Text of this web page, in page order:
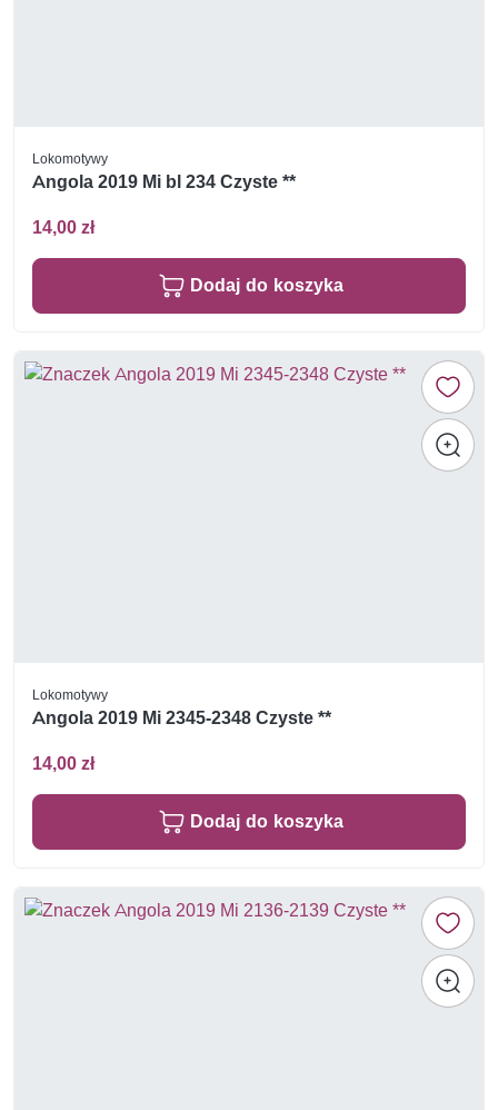
Lokomotywy
Angola 2019 Mi bl 234 Czyste **
14,00 zł
Dodaj do koszyka
Lokomotywy
Angola 2019 Mi 2345-2348 Czyste **
14,00 zł
Dodaj do koszyka